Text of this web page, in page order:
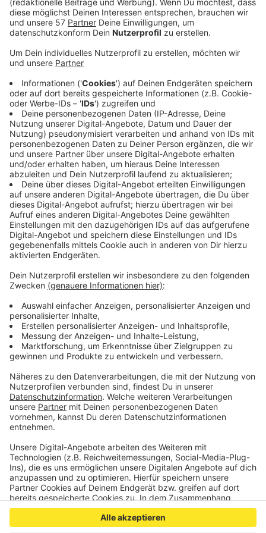
Wer aktuell lange auf sein BAföG warten muss, kann
nicht automatisch zwischenzeitlich Bürgergeld
beziehen. Darauf weist das Jobcenter Städteregion
Aachen jetzt hin.
langen Bearbeitungszeiten beim BAföG-Amt des
Aachener Studierendenwerks auf Grund von
Personalengpässen. Darin hieß es, dass bei überlangen
Wartezeiten eine Zwischenfinanzierung durch die
Jobcenter erfolgen kann. Ausnahmen sieht das Gesetz
aber nur dann vor, wenn zuvor ein Bürgergeldbezug
bestand und der Übergang ins Bafög sich verzögert,
heißt es vom Jobcenter Städteregion Aachen. Eine
lange Wartezeit auf eine Entscheidung der BAföG-
Stelle allein stelle noch keinen Härtefall dar.
Beim BAföG-Amt des Aachener Studierendenwerks
wurden rund 500 von knapp 3.200 Bafög-Anträgen in
Geschäftsführer Sebastian Böstel auf Antenne AC-
Das Bundeskabinett will am Mittwoch die geplante
BAföG-Reform auf den Weg bringen. Besonders
bedürftige Studenten sollen 1000 Euro Starthilfe
erhalten.
Anzeige
Anzeige